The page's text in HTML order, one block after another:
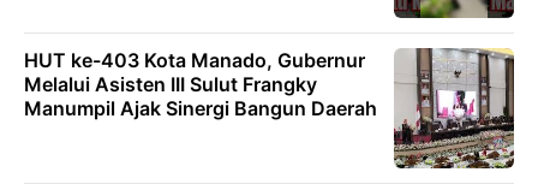
HUT ke-403 Kota Manado, Gubernur
Melalui Asisten III Sulut Frangky
Manumpil Ajak Sinergi Bangun Daerah